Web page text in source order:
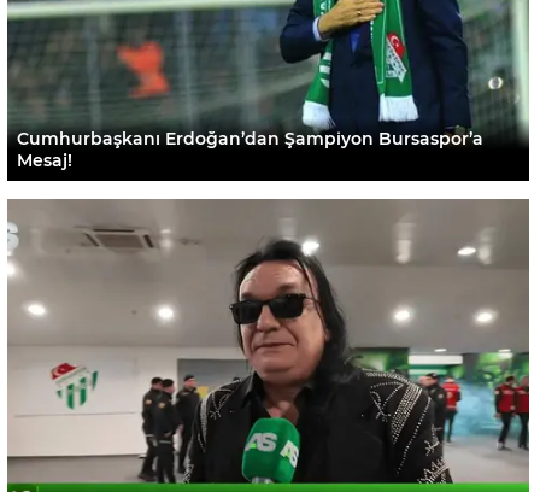
Cumhurbaşkanı Erdoğan’dan Şampiyon Bursaspor’a
Mesaj!